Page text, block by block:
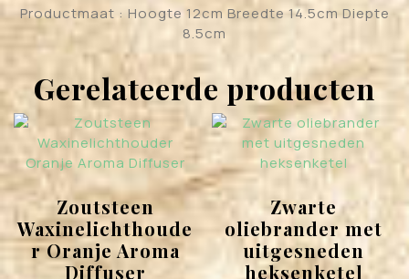
Productmaat : Hoogte 12cm Breedte 14.5cm Diepte
8.5cm
Gerelateerde producten
Zoutsteen
Waxinelichthoude
r Oranje Aroma
Diffuser
Zwarte
oliebrander met
uitgesneden
heksenketel